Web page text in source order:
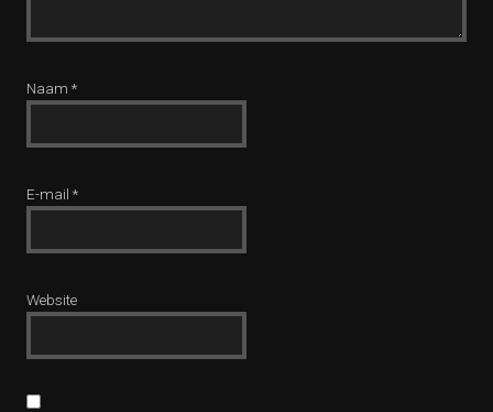
Naam *
E-mail *
Website